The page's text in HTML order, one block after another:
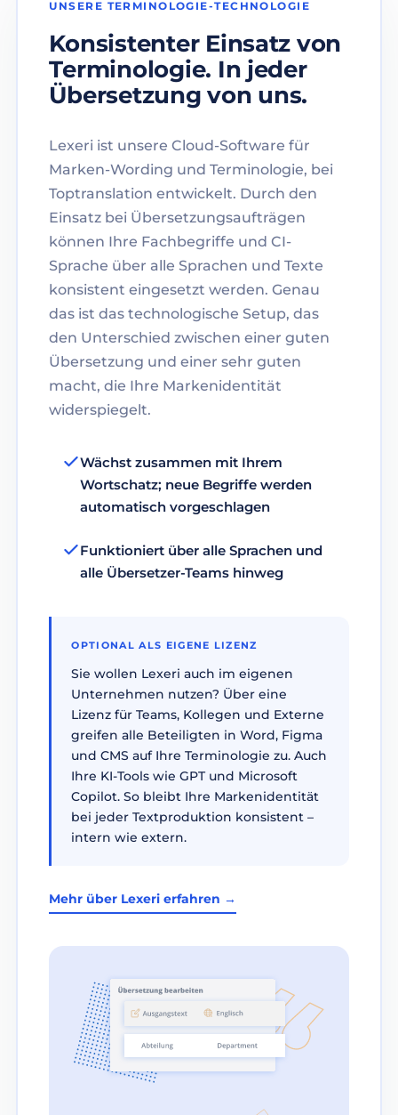
UNSERE TERMINOLOGIE-TECHNOLOGIE
Konsistenter Einsatz von
Terminologie. In jeder
Übersetzung von uns.
Lexeri ist unsere Cloud-Software für
Marken-Wording und Terminologie, bei
Toptranslation entwickelt. Durch den
Einsatz bei Übersetzungsaufträgen
können Ihre Fachbegriffe und CI-
Sprache über alle Sprachen und Texte
konsistent eingesetzt werden. Genau
das ist das technologische Setup, das
den Unterschied zwischen einer guten
Übersetzung und einer sehr guten
macht, die Ihre Markenidentität
widerspiegelt.
Wächst zusammen mit Ihrem
Wortschatz; neue Begriffe werden
automatisch vorgeschlagen
Funktioniert über alle Sprachen und
alle Übersetzer-Teams hinweg
OPTIONAL ALS EIGENE LIZENZ
Sie wollen Lexeri auch im eigenen
Unternehmen nutzen? Über eine
Lizenz für Teams, Kollegen und Externe
greifen alle Beteiligten in Word, Figma
und CMS auf Ihre Terminologie zu. Auch
Ihre KI-Tools wie GPT und Microsoft
Copilot. So bleibt Ihre Markenidentität
bei jeder Textproduktion konsistent –
intern wie extern.
Mehr über Lexeri erfahren →